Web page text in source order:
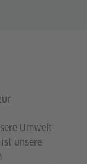
Umwelt
unsere